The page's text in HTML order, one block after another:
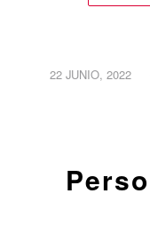
22 JUNIO, 2022
/